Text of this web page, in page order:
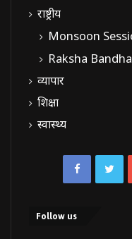
राष्ट्रीय
Monsoon
Raksha
व्यापार
शिक्षा
स्वास्थ्य
Facebook
Follow us